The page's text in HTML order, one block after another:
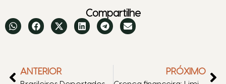
Compartilhe
ANTERIOR PRÓXIMO